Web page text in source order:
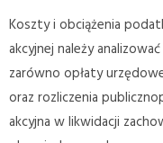
Koszty i obciążenia
akcyjnej należy
zarówno opłaty
oraz rozliczenia
akcyjna w likwidacji